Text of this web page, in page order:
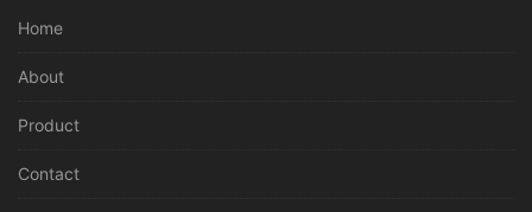
Home
About
Product
Contact